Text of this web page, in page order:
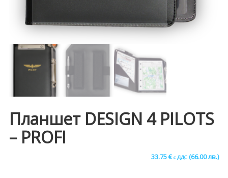
Планшет DESIGN 4 PILOTS
– PROFI
33.75€ с ДДС (66.00 лв.)